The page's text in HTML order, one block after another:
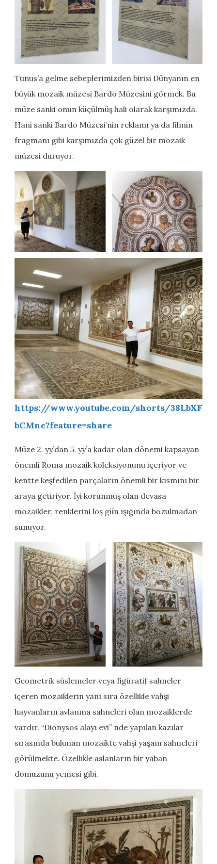
Tunus’a gelme sebeplerimizden birisi Dünyanın en
büyük mozaik müzesi Bardo Müzesini görmek. Bu
müze sanki onun küçülmüş hali olarak karşımızda.
Hani sanki Bardo Müzesi’nin reklamı ya da filmin
fragmanı gibi karşımızda çok güzel bir mozaik
müzesi duruyor.
https://www.youtube.com/shorts/38LbXF
bCMnc?feature=share
Müze 2. yy’dan 5. yy’a kadar olan dönemi kapsayan
önemli Roma mozaik koleksiyonunu içeriyor ve
kentte keşfedilen parçaların önemli bir kısmını bir
araya getiriyor. İyi korunmuş olan devasa
mozaikler, renklerini loş gün ışığında bozulmadan
sunuyor.
Geometrik süslemeler veya figüratif sahneler
içeren mozaiklerin yanı sıra özellikle vahşi
hayvanların avlanma sahneleri olan mozaiklerde
vardır. “Dionysos alayı evi” nde yapılan kazılar
sırasında bulunan mozaikte vahşi yaşam sahneleri
görülmekte. Özellikle aslanların bir yaban
domuzunu yemesi gibi.